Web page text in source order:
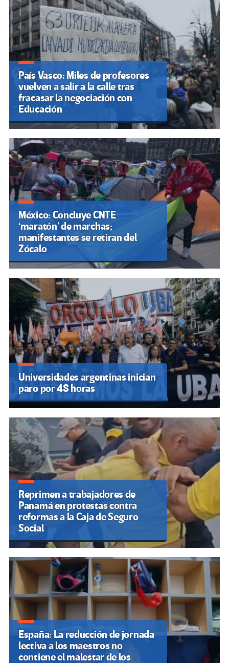
País Vasco: Miles de profesores
vuelven a salir a la calle tras
fracasar la negociación con
Educación
México: Concluye CNTE
‘maratón’ de marchas;
manifestantes se retiran del
Zócalo
Universidades argentinas inician
paro por 48 horas
Reprimen a trabajadores de
Panamá en protestas contra
reformas a la Caja de Seguro
Social
España: La reducción de jornada
lectiva a los maestros no
contiene el malestar de los